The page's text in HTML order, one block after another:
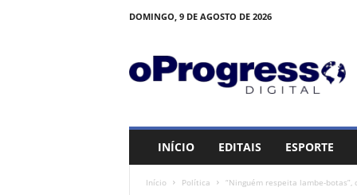
DOMINGO, 9 DE AGOSTO DE 2026
R
INÍCIO EDITAIS ESPORTE
Início Política “Ninguém respeita lambe-